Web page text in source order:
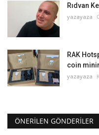
Rıdvan
yazayaza
RAK
coin
yazayaza
ÖNERILEN GÖNDERILER